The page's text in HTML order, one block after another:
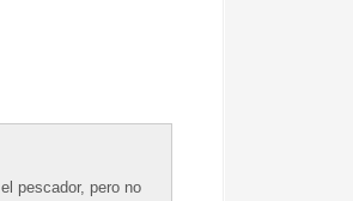
pescador, pero no